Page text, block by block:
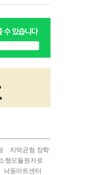
지역균형 장학
형모듈원자로
낙동아트센터